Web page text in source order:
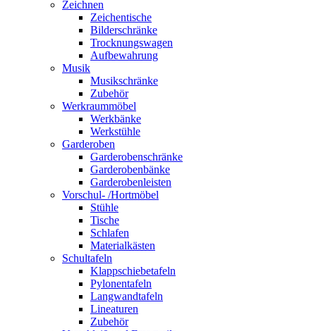
Zeichnen
Zeichentische
Bilderschränke
Trocknungswagen
Aufbewahrung
Musik
Musikschränke
Zubehör
Werkraummöbel
Werkbänke
Werkstühle
Garderoben
Garderobenschränke
Garderobenbänke
Garderobenleisten
Vorschul- /Hortmöbel
Stühle
Tische
Schlafen
Materialkästen
Schultafeln
Klappschiebetafeln
Pylonentafeln
Langwandtafeln
Lineaturen
Zubehör